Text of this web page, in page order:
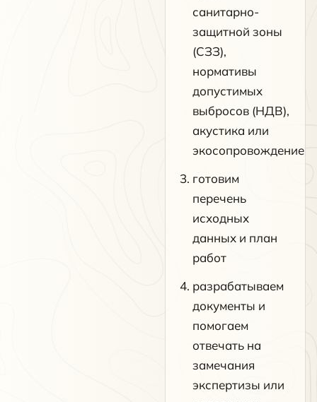
санитарно-
защитной зоны
(СЗЗ),
нормативы
допустимых
выбросов (НДВ),
акустика или
экосопровождение
готовим
перечень
исходных
данных и план
работ
разрабатываем
документы и
помогаем
отвечать на
замечания
экспертизы или